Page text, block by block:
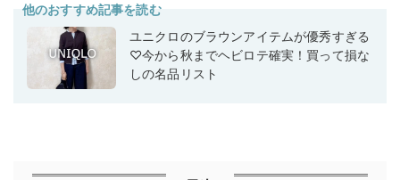
他のおすすめ記事を読む
ユニクロのブラウンアイテムが優秀すぎる
♡今から秋までヘビロテ確実！買って損な
しの名品リスト